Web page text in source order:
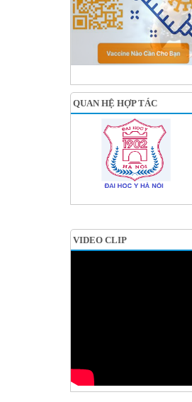
QUAN HỆ HỢP TÁC
VIDEO CLIP